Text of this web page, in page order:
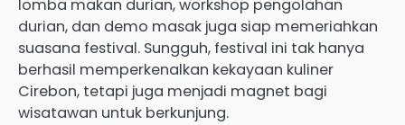
lomba makan durian, workshop pengolahan
durian, dan demo masak juga siap memeriahkan
suasana festival. Sungguh, festival ini tak hanya
berhasil memperkenalkan kekayaan kuliner
Cirebon, tetapi juga menjadi magnet bagi
wisatawan untuk berkunjung.